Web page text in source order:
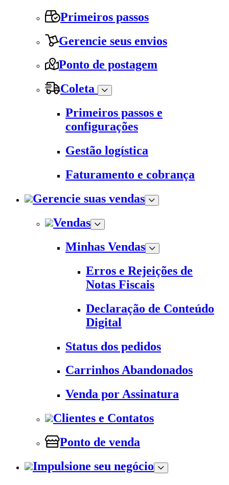
Primeiros passos
Gerencie seus envios
Ponto de postagem
Coleta
Primeiros passos e
configurações
Gestão logística
Faturamento e cobrança
Gerencie suas vendas
Vendas
Minhas Vendas
Erros e Rejeições de
Notas Fiscais
Declaração de Conteúdo
Digital
Status dos pedidos
Carrinhos Abandonados
Venda por Assinatura
Clientes e Contatos
Ponto de venda
Impulsione seu negócio